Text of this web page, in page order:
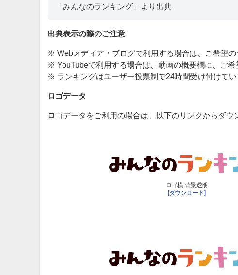
「みんなのランキング」より出典
出典表示の際のご注意
※ Webメディア・ブログで利用する場合は、ご希望
※ YouTubeで利用する場合は、動画の概要欄に、ご
※ ランキングはユーザー投票制で24時間受け付けて
ロゴデータ
ロゴデータをご利用の場合は、以下のリンクからダウ
ロゴ横 背景透明
[ダウンロード]